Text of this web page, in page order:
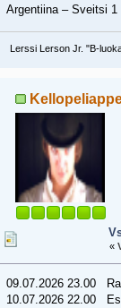
Argentiina – Sveitsi 1
Lerssi Lerson Jr. "B-
«
09.07.2026 23.00
10.07.2026 22.00